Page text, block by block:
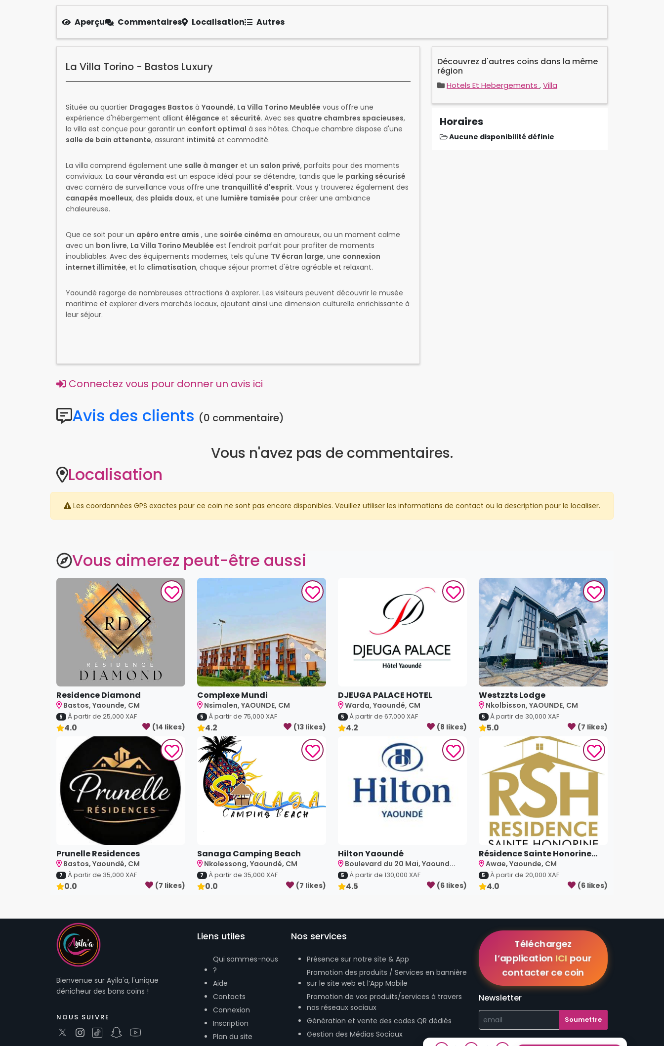
Aperçu Commentaires Localisation Autres
La Villa Torino - Bastos Luxury
Située au quartier Dragages Bastos à Yaoundé, La Villa Torino Meublée vous offre une
expérience d'hébergement alliant élégance et sécurité. Avec ses quatre chambres spacieuses,
la villa est conçue pour garantir un confort optimal à ses hôtes. Chaque chambre dispose d'une
salle de bain attenante, assurant intimité et commodité.
La villa comprend également une salle à manger et un salon privé, parfaits pour des moments
conviviaux. La cour véranda est un espace idéal pour se détendre, tandis que le parking sécurisé
avec caméra de surveillance vous offre une tranquillité d'esprit. Vous y trouverez également des
canapés moelleux, des plaids doux, et une lumière tamisée pour créer une ambiance
chaleureuse.
Que ce soit pour un apéro entre amis , une soirée cinéma en amoureux, ou un moment calme
avec un bon livre, La Villa Torino Meublée est l'endroit parfait pour profiter de moments
inoubliables. Avec des équipements modernes, tels qu'une TV écran large, une connexion
internet illimitée, et la climatisation, chaque séjour promet d'être agréable et relaxant.
Yaoundé regorge de nombreuses attractions à explorer. Les visiteurs peuvent découvrir le musée
maritime et explorer divers marchés locaux, ajoutant ainsi une dimension culturelle enrichissante à
leur séjour.
Découvrez d'autres coins dans la même
région
Hotels Et Hebergements ,Villa
Horaires
Aucune disponibilité définie
Connectez vous pour donner un avis ici
Avis des clients (0 commentaire)
Vous n'avez pas de commentaires.
Localisation
Les coordonnées GPS exactes pour ce coin ne sont pas encore disponibles. Veuillez utiliser les informations de contact ou la description pour le localiser.
Vous aimerez peut-être aussi
Residence Diamond
Bastos, Yaounde, CM
5 À partir de 25,000 XAF
4.0 (14 likes)
Complexe Mundi
Nsimalen, YAOUNDE, CM
5 À partir de 75,000 XAF
4.2 (13 likes)
DJEUGA PALACE HOTEL
Warda, Yaoundé, CM
5 À partir de 67,000 XAF
4.2 (8 likes)
Westzzts Lodge
Nkolbisson, YAOUNDE, CM
5 À partir de 30,000 XAF
5.0 (7 likes)
Prunelle Residences
Bastos, Yaoundé, CM
7 À partir de 35,000 XAF
0.0 (7 likes)
Sanaga Camping Beach
Nkolessong, Yaoundé, CM
7 À partir de 35,000 XAF
0.0 (7 likes)
Hilton Yaoundé
Boulevard du 20 Mai, Yaound...
5 À partir de 130,000 XAF
4.5 (6 likes)
Résidence Sainte Honorine...
Awae, Yaounde, CM
5 À partir de 20,000 XAF
4.0 (6 likes)
Bienvenue sur Ayila'a, l'unique
dénicheur des bons coins !
NOUS SUIVRE
Liens utiles
Qui sommes-nous
?
Aide
Contacts
Connexion
Inscription
Plan du site
Nos services
Présence sur notre site & App
Promotion des produits / Services en bannière
sur le site web et l’App Mobile
Promotion de vos produits/services à travers
nos réseaux sociaux
Génération et vente des codes QR dédiés
Gestion des Médias Sociaux
Téléchargez
l’applicationICI pour
contacter ce coin
Newsletter